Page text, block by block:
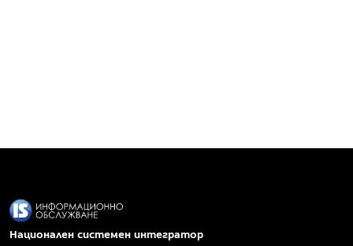
Национален системен интегратор